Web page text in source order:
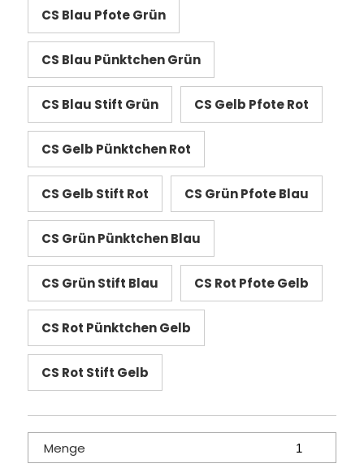
CS Blau Pfote Grün
CS Blau Pünktchen Grün
CS Blau Stift Grün CS Gelb Pfote Rot
CS Gelb Pünktchen Rot
CS Gelb Stift Rot CS Grün Pfote Blau
CS Grün Pünktchen Blau
CS Grün Stift Blau CS Rot Pfote Gelb
CS Rot Pünktchen Gelb
CS Rot Stift Gelb
Menge